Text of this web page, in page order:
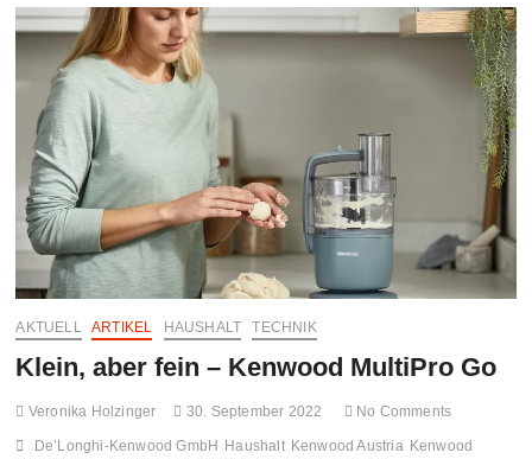
Neuer
Zerkleinerer
von
Kenwood
AKTUELL ARTIKEL HAUSHALT TECHNIK
Klein, aber fein – Kenwood MultiPro Go
Veronika Holzinger 30. September 2022 No Comments
De’Longhi-Kenwood GmbH Haushalt Kenwood Austria Kenwood